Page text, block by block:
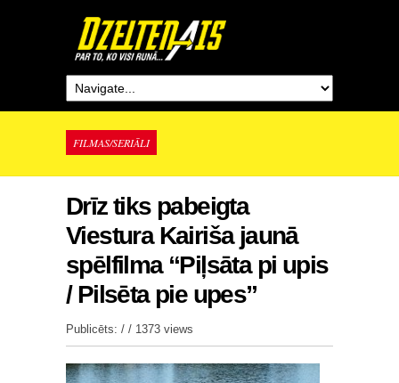
FILMAS/SERIĀLI
Drīz tiks pabeigta
Viestura Kairiša jaunā
spēlfilma “Piļsāta pi upis
/ Pilsēta pie upes”
Publicēts: / / 1373 views